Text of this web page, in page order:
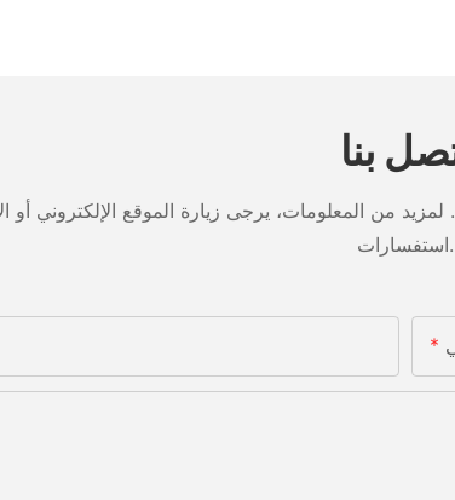
بنا
من المعلومات، يرجى زيارة الموقع الإلكتروني أو
استفسارات.